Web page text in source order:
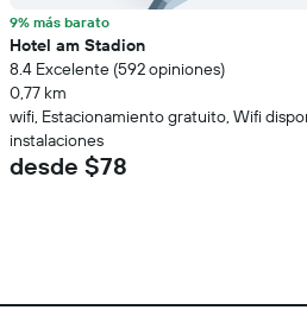
9% más barato
Hotel am Stadion
8.4 Excelente (592 opiniones)
0,77 km
wifi, Estacionamiento gratuito, Wifi
instalaciones
desde $78